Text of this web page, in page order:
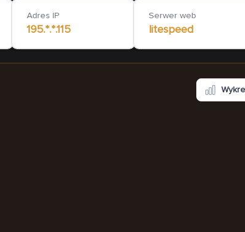
Adres IP
195.*.*.115
Serwer web
litespeed